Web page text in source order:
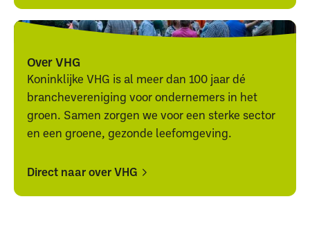
Direct
naar
downloads
Direct
naar
downloads
Over VHG
Koninklijke VHG is al meer dan 100 jaar dé
branchevereniging voor ondernemers in het
groen. Samen zorgen we voor een sterke sector
en een groene, gezonde leefomgeving.
Direct naar over VHG